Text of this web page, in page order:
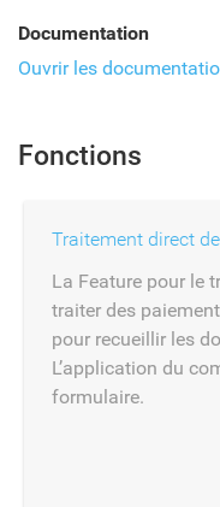
Documentation
Ouvrir les
Fonctions
Traitement direct
La Feature pour le
traiter des
pour recueillir les
L’application du
formulaire.